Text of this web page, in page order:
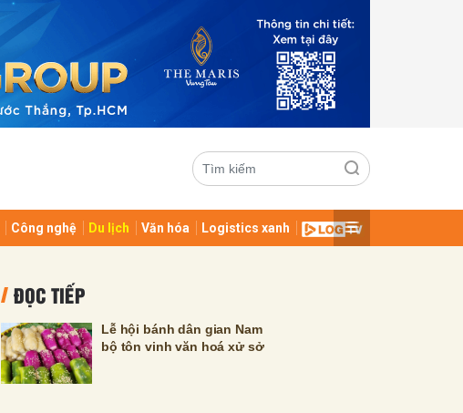
Công nghệ Du lịch Văn hóa Logistics xanh
ĐỌC TIẾP
Lễ hội bánh dân gian Nam
bộ tôn vinh văn hoá xử sở